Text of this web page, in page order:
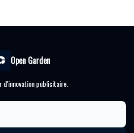
Open Garden
d'innovation publicitaire.